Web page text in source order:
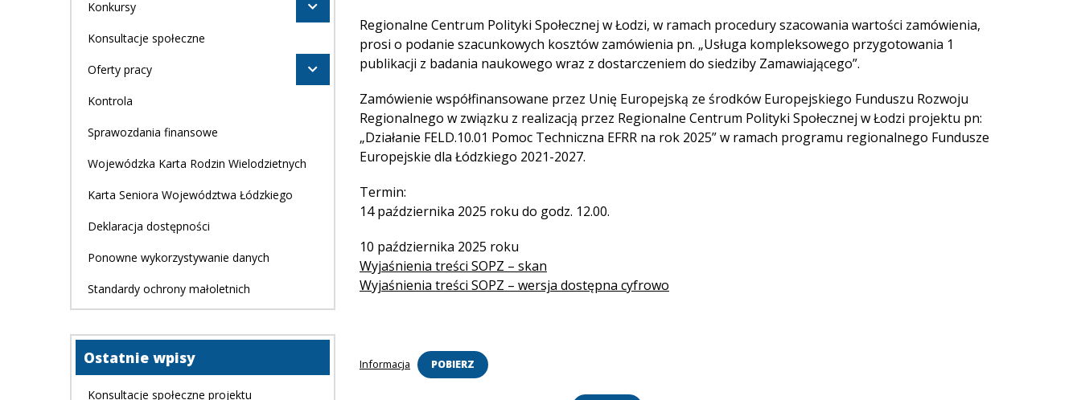
Konkursy
Konsultacje społeczne
Oferty pracy
Kontrola
Sprawozdania finansowe
Wojewódzka Karta Rodzin Wielodzietnych
Karta Seniora Województwa Łódzkiego
Deklaracja dostępności
Ponowne wykorzystywanie danych
Standardy ochrony małoletnich
Ostatnie wpisy
Konsultacje społeczne projektu
Regionalne Centrum Polityki Społecznej w Łodzi, w ramach procedury szacowania wartości zamówienia,
prosi o podanie szacunkowych kosztów zamówienia pn. „Usługa kompleksowego przygotowania 1
publikacji z badania naukowego wraz z dostarczeniem do siedziby Zamawiającego”.
Zamówienie współfinansowane przez Unię Europejską ze środków Europejskiego Funduszu Rozwoju
Regionalnego w związku z realizacją przez Regionalne Centrum Polityki Społecznej w Łodzi projektu pn:
„Działanie FELD.10.01 Pomoc Techniczna EFRR na rok 2025” w ramach programu regionalnego Fundusze
Europejskie dla Łódzkiego 2021-2027.
Termin:
14 października 2025 roku do godz. 12.00.
10 października 2025 roku
Wyjaśnienia treści SOPZ – skan
Wyjaśnienia treści SOPZ – wersja dostępna cyfrowo
Informacja POBIERZ